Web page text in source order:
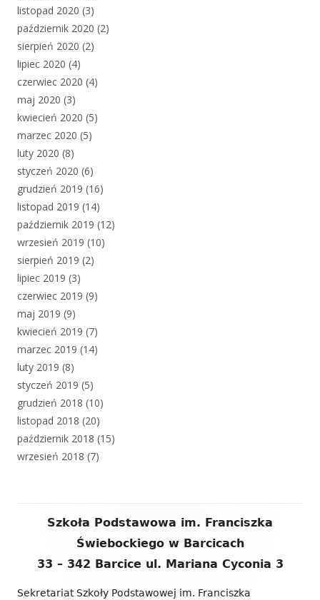
listopad 2020 (3)
październik 2020 (2)
sierpień 2020 (2)
lipiec 2020 (4)
czerwiec 2020 (4)
maj 2020 (3)
kwiecień 2020 (5)
marzec 2020 (5)
luty 2020 (8)
styczeń 2020 (6)
grudzień 2019 (16)
listopad 2019 (14)
październik 2019 (12)
wrzesień 2019 (10)
sierpień 2019 (2)
lipiec 2019 (3)
czerwiec 2019 (9)
maj 2019 (9)
kwiecień 2019 (7)
marzec 2019 (14)
luty 2019 (8)
styczeń 2019 (5)
grudzień 2018 (10)
listopad 2018 (20)
październik 2018 (15)
wrzesień 2018 (7)
Zawartość
Szkoła Podstawowa im. Franciszka
Świebockiego w Barcicach
33 – 342 Barcice ul. Mariana Cyconia 3
Sekretariat Szkoły Podstawowej im. Franciszka